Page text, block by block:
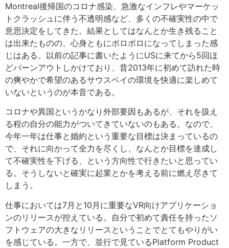
Montreal後帰国のコロナ感染、急激なインフレやマーケッ
トクラッシュに伴う不透明感など、多くの不確実性の中で
意思決定をしてきた。結果としてはなんとか生き残ること
は出来たものの、心身ともにボロボロになってしまった感
じはある。以前の記事に書いたようにUSに来てから5回ほ
どバーンアウトしかけており、昔2013年に初めて訪れた時
の爽やかで希望のあるサウスベイの環境を快適に楽しめて
いないというのが本音である。
コロナや異国というかなり外部要因もあるが、それを扱え
る程の自分の能力がついてきていないのもある。なので、
今年一年は仕事と婚約という重要な目標は決まっているの
で、それに向かって全力を尽くし、なんとか目標を達成し
て不確実性を下げる、という方向性で行きたいと思ってい
る。そうしないと確実に起業とかを考える前に燃え尽きて
しまう。
仕事においては7月と10月に重要なVR向けアプリケーショ
ンのリリースが控えている。自分で初めて責任を持ったソ
フトウェアの大きなリリースということでとてもやりがい
を感じている。一方で、並行で見ているPlatform Product